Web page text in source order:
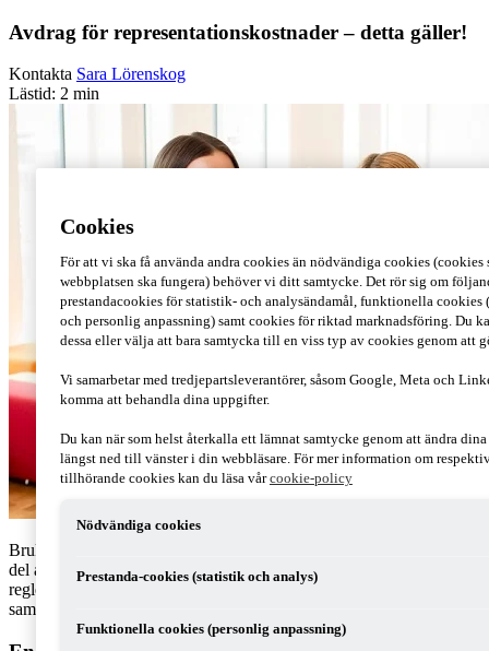
Avdrag för representationskostnader – detta gäller!
Kontakta Sara Lörenskog
Lästid: 2 min
Brukar du bjuda kunder på lunch eller middag och göra avdrag för
del av kostnaden på företaget? Från och med 1 januari 2017 har
reglerna kring avdragsrätt för representation ändrats. Här har vi
sammanfattat vad som gäller.
Cookies
För att vi ska få använda andra cookies än nödvändiga cookies (cookies
webbplatsen ska fungera) behöver vi ditt samtycke. Det rör sig om
prestandacookies för statistik- och analysändamål, funktionella
och personlig anpassning) samt cookies för riktad marknadsföring. Du
dessa eller välja att bara samtycka till en viss typ av cookies genom att
Vi samarbetar med tredjepartsleverantörer, såsom Google, Meta och
komma att behandla dina uppgifter.
Du kan när som helst återkalla ett lämnat samtycke genom att ändra
längst ned till vänster i din webbläsare. För mer information om
tillhörande cookies kan du läsa vårcookie-policy
Nödvändiga cookies
Prestanda-cookies (statistik och analys)
Funktionella cookies (personlig anpassning)